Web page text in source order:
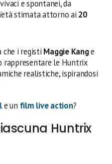
e spontanei, da
stimata attorno ai 20
i registi Maggie Kange
rappresentare le Huntrix
realistiche, ispirandosi
e un film live action?
Huntrix